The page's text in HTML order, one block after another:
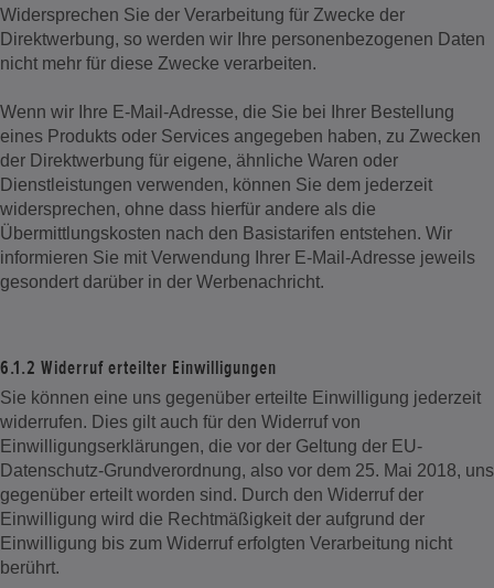
Widersprechen Sie der Verarbeitung für Zwecke der
Direktwerbung, so werden wir Ihre personenbezogenen Daten
nicht mehr für diese Zwecke verarbeiten.
Wenn wir Ihre E-Mail-Adresse, die Sie bei Ihrer Bestellung
eines Produkts oder Services angegeben haben, zu Zwecken
der Direktwerbung für eigene, ähnliche Waren oder
Dienstleistungen verwenden, können Sie dem jederzeit
widersprechen, ohne dass hierfür andere als die
Übermittlungskosten nach den Basistarifen entstehen. Wir
informieren Sie mit Verwendung Ihrer E-Mail-Adresse jeweils
gesondert darüber in der Werbenachricht.
6.1.2 Widerruf erteilter Einwilligungen
Sie können eine uns gegenüber erteilte Einwilligung jederzeit
widerrufen. Dies gilt auch für den Widerruf von
Einwilligungserklärungen, die vor der Geltung der EU-
Datenschutz-Grundverordnung, also vor dem 25. Mai 2018, uns
gegenüber erteilt worden sind. Durch den Widerruf der
Einwilligung wird die Rechtmäßigkeit der aufgrund der
Einwilligung bis zum Widerruf erfolgten Verarbeitung nicht
berührt.